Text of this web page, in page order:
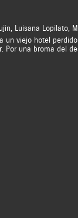
, Luisana Lopilato,
un viejo hotel
Por una broma del